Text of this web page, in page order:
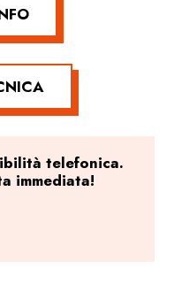
telefonica.
immediata!